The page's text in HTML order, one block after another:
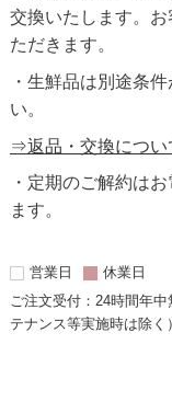
交換いたします。
ただきます。
・生鮮品は別途条件
い。
⇒返品・交換につい
・定期のご解約は
ます。
営業日
休業日
ご注文受付：24時間年中
テナンス等実施時は除く）